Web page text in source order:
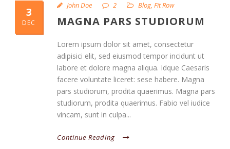
3
DEC
John Doe 2 Blog, Fit Row
MAGNA PARS STUDIORUM
Lorem ipsum dolor sit amet, consectetur
adipisici elit, sed eiusmod tempor incidunt ut
labore et dolore magna aliqua. Idque Caesaris
facere voluntate liceret: sese habere. Magna
pars studiorum, prodita quaerimus. Magna pars
studiorum, prodita quaerimus. Fabio vel iudice
vincam, sunt in culpa...
Continue Reading